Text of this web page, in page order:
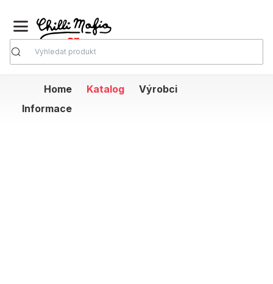
Vyhledávání
Home Katalog
Výrobci
Informace